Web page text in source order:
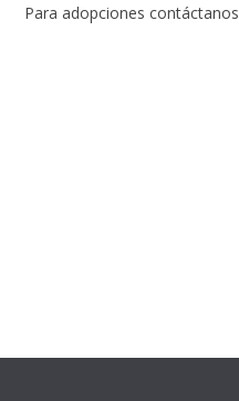
Para adopciones contáctanos